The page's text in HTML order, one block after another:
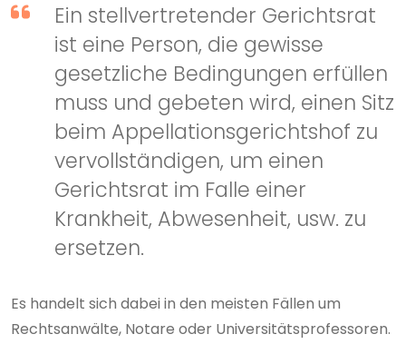
Ein stellvertretender Gerichtsrat
ist eine Person, die gewisse
gesetzliche Bedingungen erfüllen
muss und gebeten wird, einen Sitz
beim Appellationsgerichtshof zu
vervollständigen, um einen
Gerichtsrat im Falle einer
Krankheit, Abwesenheit, usw. zu
ersetzen.
Es handelt sich dabei in den meisten Fällen um
Rechtsanwälte, Notare oder Universitätsprofessoren.